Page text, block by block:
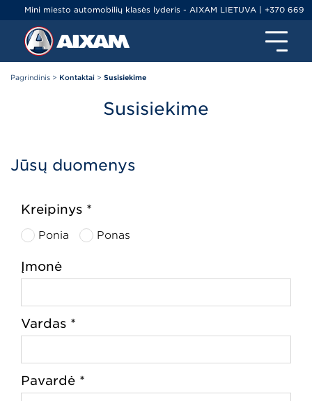
Mini miesto automobilių klasės lyderis - AIXAM LIETUVA | +370 669
79000 | info@ltminiauto.lt
Pagrindinis > Kontaktai > Susisiekime
Susisiekime
Jūsų duomenys
Kreipinys *
Ponia Ponas
Įmonė
Vardas *
Pavardė *